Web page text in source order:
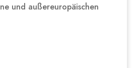
und außereuropäischen